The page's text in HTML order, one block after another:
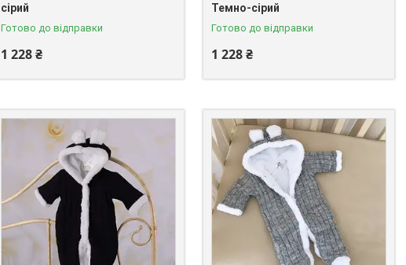
сірий
Готово до відправки
1 228 ₴
Темно-сірий
Готово до відправки
1 228 ₴